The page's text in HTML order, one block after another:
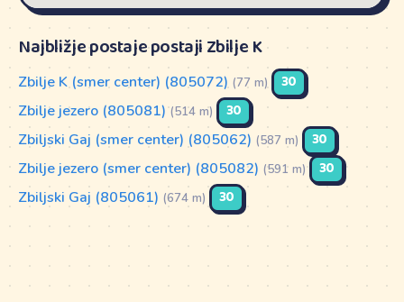
Najbližje postaje postaji Zbilje K
Zbilje K (smer center) (805072) (77 m) 30
Zbilje jezero (805081) (514 m) 30
Zbiljski Gaj (smer center) (805062) (587 m) 30
Zbilje jezero (smer center) (805082) (591 m) 30
Zbiljski Gaj (805061) (674 m) 30